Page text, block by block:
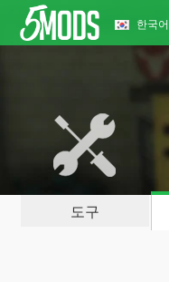
한국어
도구